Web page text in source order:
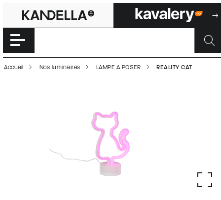
REALITY CAT |
Accéder directement au contenu de la page
Accueil Nos luminaires LAMPE A POSER REALITY CAT